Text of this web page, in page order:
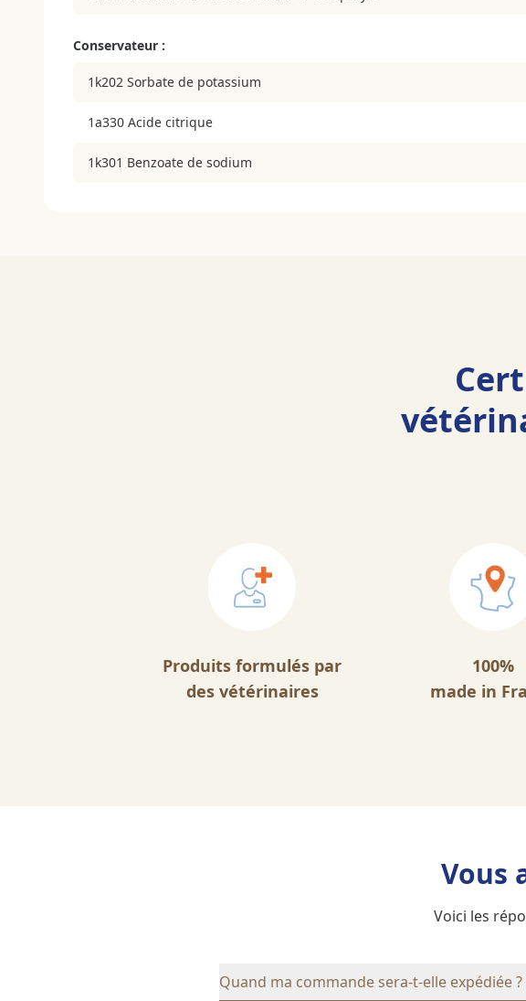
Conservateur :
1k202 Sorbate de potassium
1a330 Acide citrique
1k301 Benzoate de sodium
Produits formulés par
des vétérinaires
100%
made in
Vous
Voici les
Quand ma commande sera-t-elle expédiée ?